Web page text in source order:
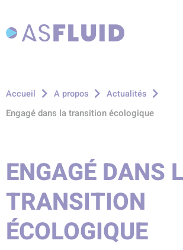
Aller à la recherche
Accueil A propos Actualités
Engagé dans la transition écologique
ENGAGÉ DANS
TRANSITION
ÉCOLOGIQUE